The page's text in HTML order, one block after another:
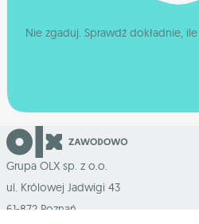
Nie zgaduj. Sprawdź dokładnie,
Grupa OLX sp. z o.o.
ul. Królowej Jadwigi 43
61-872 Poznań